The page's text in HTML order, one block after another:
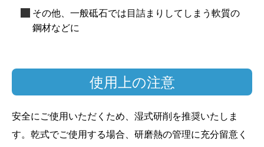
その他、一般砥石では目詰まりしてしまう軟質の
鋼材などに
使用上の注意
安全にご使用いただくため、湿式研削を推奨いたしま
す。乾式でご使用する場合、研磨熱の管理に充分留意く